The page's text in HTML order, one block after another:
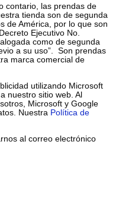
contario, las prendas de
tienda son de segunda
de América, por lo que son
Ejecutivo No.
como de segunda
a su uso”. Son prendas
marca comercial de
utilizando Microsoft
nuestro sitio web. Al
Microsoft y Google
Nuestra Política de
al correo electrónico